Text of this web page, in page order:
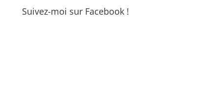
Suivez-moi sur Facebook !